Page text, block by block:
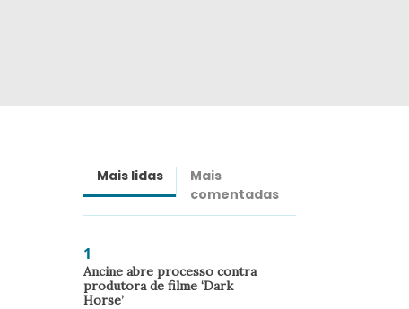
Mais lidas
Mais
comentadas
1
Ancine abre processo contra
produtora de filme ‘Dark
Horse’